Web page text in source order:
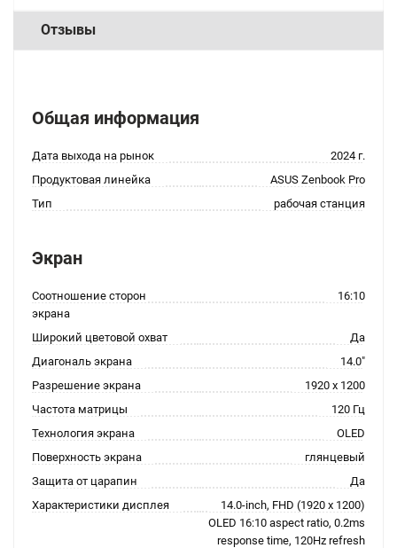
Отзывы
Общая информация
Дата выхода на рынок
2024 г.
Продуктовая линейка
ASUS Zenbook Pro
Тип
рабочая станция
Экран
Соотношение сторон
экрана
16:10
Широкий цветовой охват
Да
Диагональ экрана
14.0"
Разрешение экрана
1920 x 1200
Частота матрицы
120 Гц
Технология экрана
OLED
Поверхность экрана
глянцевый
Защита от царапин
Да
Характеристики дисплея
14.0-inch, FHD (1920 x 1200)
OLED 16:10 aspect ratio, 0.2ms
response time, 120Hz refresh